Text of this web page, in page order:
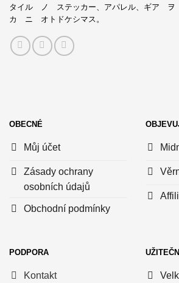
タイル ノ ステッカー、アパレル、ギア
カ ニ オトドケシマス。
OBECNÉ
Můj účet
Zásady ochrany
osobních údajů
Obchodní podmínky
PODPORA
Kontakt